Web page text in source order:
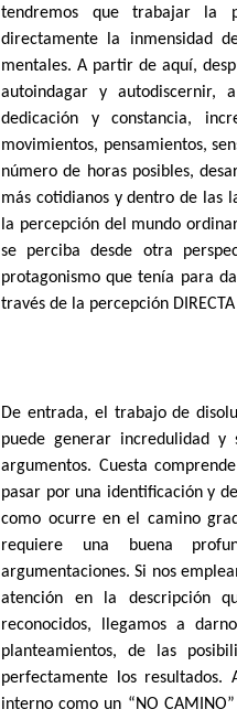
tendremos que trabajar la
directamente la inmensidad
mentales. A partir de aquí,
autoindagar y autodiscernir,
dedicación y constancia,
movimientos, pensamientos,
número de horas posibles,
más cotidianos y dentro de las
la percepción del mundo
se perciba desde otra
protagonismo que tenía para
través de la percepción
De entrada, el trabajo de
puede generar incredulidad
argumentos. Cuesta
pasar por una identificación y
como ocurre en el camino
requiere una buena
argumentaciones. Si nos
atención en la descripción
reconocidos, llegamos a
planteamientos, de las
perfectamente los resultados.
interno como un “NO